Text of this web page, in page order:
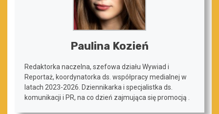
Paulina Kozień
Redaktorka naczelna, szefowa działu Wywiad i
Reportaż, koordynatorka ds. współpracy medialnej w
latach 2023-2026. Dziennikarka i specjalistka ds.
komunikacji i PR, na co dzień zajmująca się promocją .